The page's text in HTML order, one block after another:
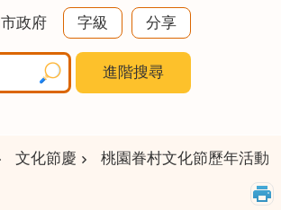
政府 字級 分享
進階搜尋
文化節慶 桃園眷村文化節歷年活動